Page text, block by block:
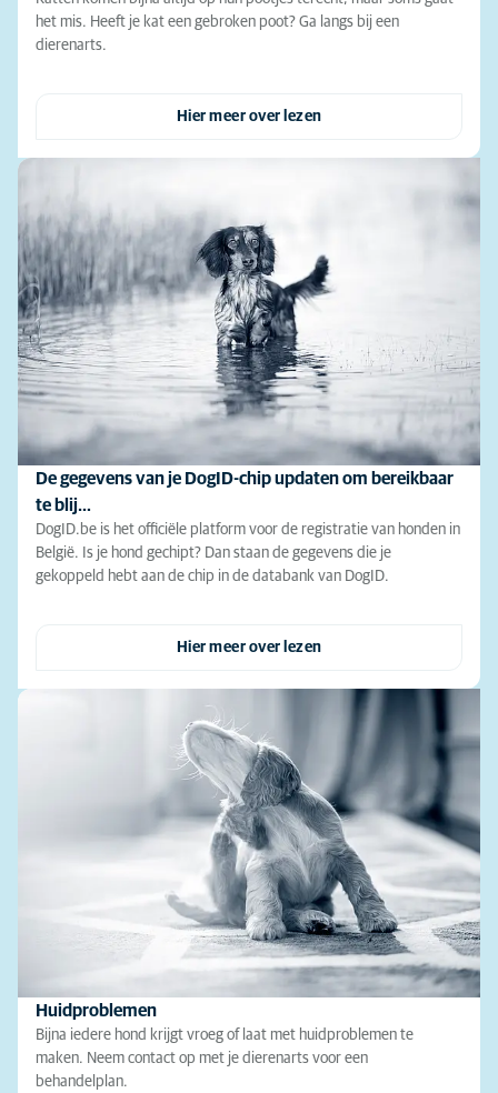
het mis. Heeft je kat een gebroken poot? Ga langs bij een
dierenarts.
Hier meer over lezen
De gegevens van je DogID-chip updaten om bereikbaar
te blij…
DogID.be is het officiële platform voor de registratie van honden in
België. Is je hond gechipt? Dan staan de gegevens die je
gekoppeld hebt aan de chip in de databank van DogID.
Hier meer over lezen
Huidproblemen
Bijna iedere hond krijgt vroeg of laat met huidproblemen te
maken. Neem contact op met je dierenarts voor een
behandelplan.